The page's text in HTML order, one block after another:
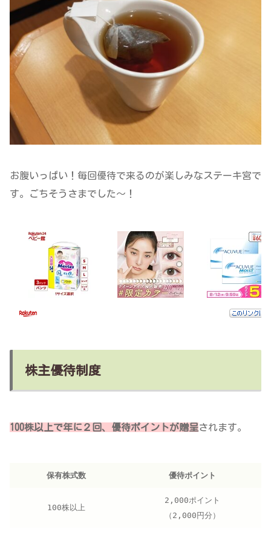
お腹いっぱい！毎回優待で来るのが楽しみなステーキ宮で
す。ごちそうさまでした～！
株主優待制度
100株以上で年に２回、優待ポイントが贈呈されます。
保有株式数 優待ポイント
100株以上
2,000ポイント
（2,000円分）